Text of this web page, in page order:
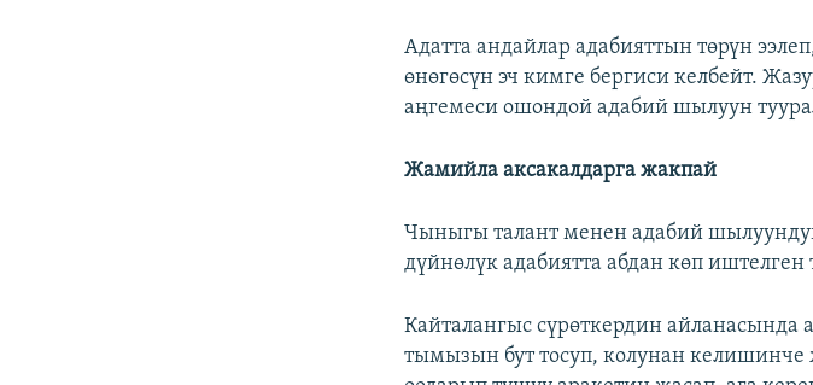
Адатта андайлар адабияттын төрүн
өнөгөсүн эч кимге бергиси келбейт.
аңгемеси ошондой адабий шылуун
Жамийла аксакалдарга жакпай
Чыныгы талант менен адабий
дүйнөлүк адабиятта абдан көп
Кайталангыс сүрөткердин
тымызын бут тосуп, колунан келишинче